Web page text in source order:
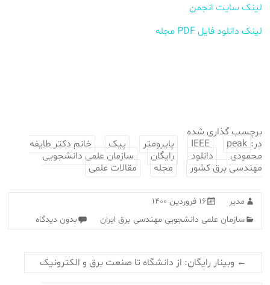
لینک سایت انجمن
لینک دانلود فایل PDF مجله
برچسب گذاری شده
در:
IEEE peak پایرومتر پیک
خانم دکتر طایفه
محمودی
دانلود رایگان
سازمان علمی دانشجویی
مهندسی برق کشور
مجله مقالات علمی
مدیر
۱۶ فروردین ۱۴۰۰
سازمان علمی دانشجویی مهندسی برق ایران
بدون دیدگاه
← وبینار رایگان: از دانشگاه تا صنعت برق و الکترونیک